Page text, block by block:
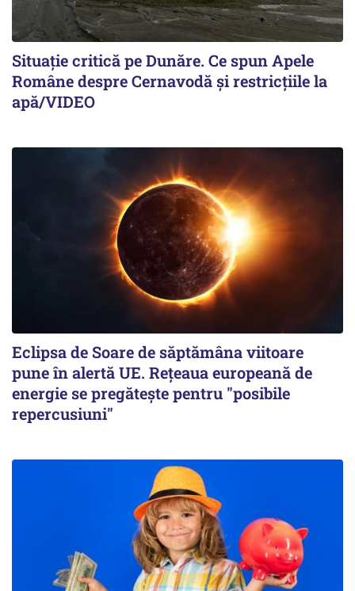
Situație critică pe Dunăre. Ce spun Apele
Române despre Cernavodă și restricțiile la
apă/VIDEO
Eclipsa de Soare de săptămâna viitoare
pune în alertă UE. Rețeaua europeană de
energie se pregătește pentru "posibile
repercusiuni"